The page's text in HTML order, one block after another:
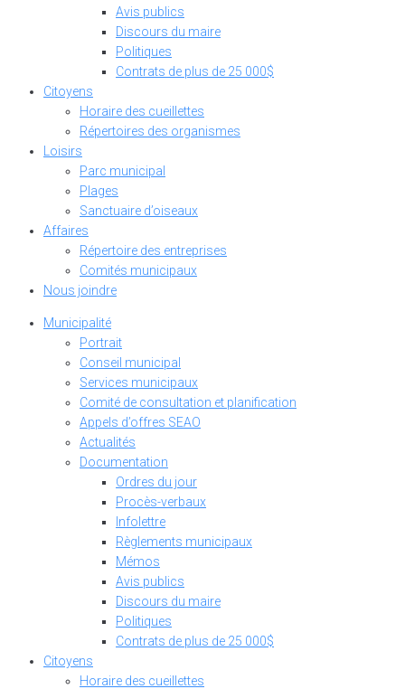
Avis publics
Discours du maire
Politiques
Contrats de plus de 25 000$
Citoyens
Horaire des cueillettes
Répertoires des organismes
Loisirs
Parc municipal
Plages
Sanctuaire d’oiseaux
Affaires
Répertoire des entreprises
Comités municipaux
Nous joindre
Municipalité
Portrait
Conseil municipal
Services municipaux
Comité de consultation et planification
Appels d’offres SEAO
Actualités
Documentation
Ordres du jour
Procès-verbaux
Infolettre
Règlements municipaux
Mémos
Avis publics
Discours du maire
Politiques
Contrats de plus de 25 000$
Citoyens
Horaire des cueillettes